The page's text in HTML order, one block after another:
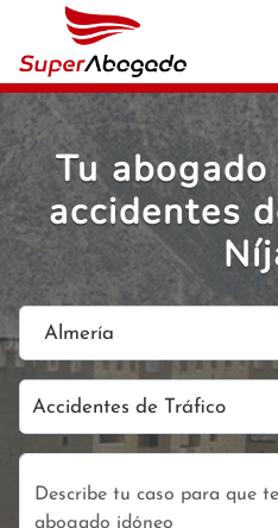
Tu
accidentes
Almería
Accidentes de Tráfico